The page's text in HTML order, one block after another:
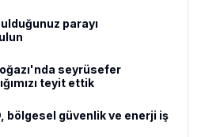
parayı
seyrüsefer
teyit ettik
bölgesel güvenlik ve enerji iş